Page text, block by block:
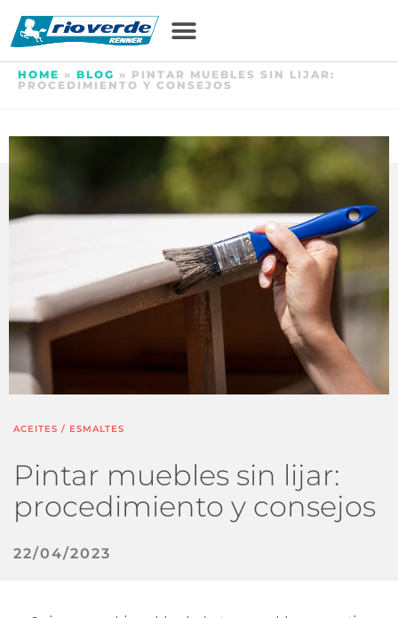
HOME » BLOG » PINTAR MUEBLES SIN LIJAR:
PROCEDIMIENTO Y CONSEJOS
ACEITES / ESMALTES
Pintar muebles sin lijar:
procedimiento y consejos
22/04/2023